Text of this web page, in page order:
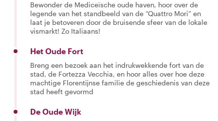
Bewonder de Mediceïsche oude haven, hoor over de
legende van het standbeeld van de “Quattro Mori” en
laat je betoveren door de bruisende sfeer van de lokale
vismarkt! Zo Italiaans!
Het Oude Fort
Breng een bezoek aan het indrukwekkende fort van de
stad, de Fortezza Vecchia, en hoor alles over hoe deze
machtige Florentijnse familie de geschiedenis van deze
stad heeft gevormd
De Oude Wijk